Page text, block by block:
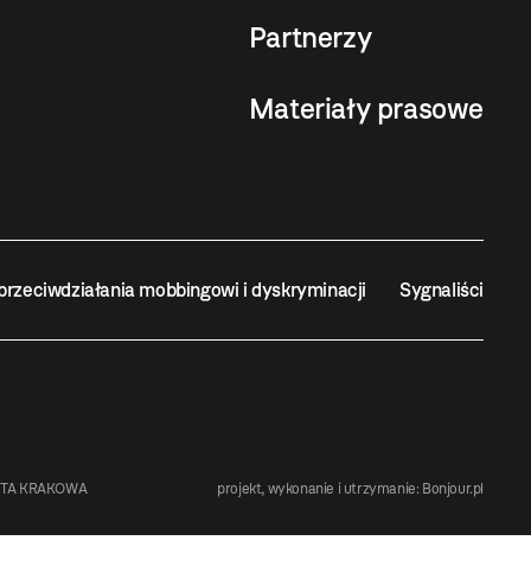
Partnerzy
Materiały prasowe
mobbingowi i dyskryminacji Sygnaliści
KRAKOWA projekt, wykonanie i utrzymanie: Bonjour.pl